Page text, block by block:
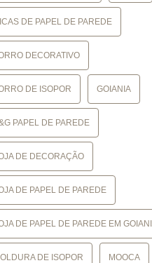
DE PAPEL DE PAREDE
DECORATIVO
DE ISOPOR GOIANIA
PAPEL DE PAREDE
DE DECORAÇÃO
DE PAPEL DE PAREDE
DE PAPEL DE PAREDE EM
DE ISOPOR MOOCA